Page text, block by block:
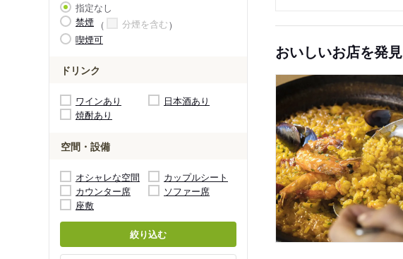
指定なし
禁煙
分煙を含む
喫煙可
ドリンク
ワインあり
日本酒あり
焼酎あり
空間・設備
オシャレな空間
カップルシート
カウンター席
ソファー席
座敷
絞り込む
おいしいお店を発見